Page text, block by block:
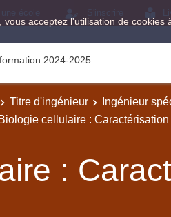
acceptez l'utilisation de
école S'inscrire
2024-2025
Titre d'ingénieur
Ingénieur
Biologie cellulaire :
: